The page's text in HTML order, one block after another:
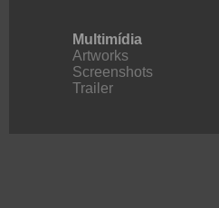
Multimídia
Artworks
Screenshots
Trailer